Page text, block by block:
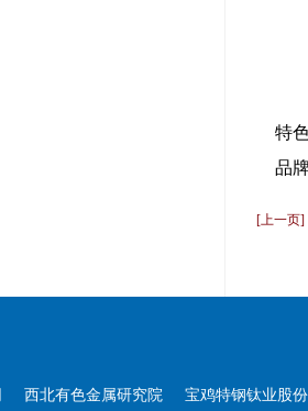
特
品
[上一页]
西北有色金属研究院 宝鸡特钢钛业股